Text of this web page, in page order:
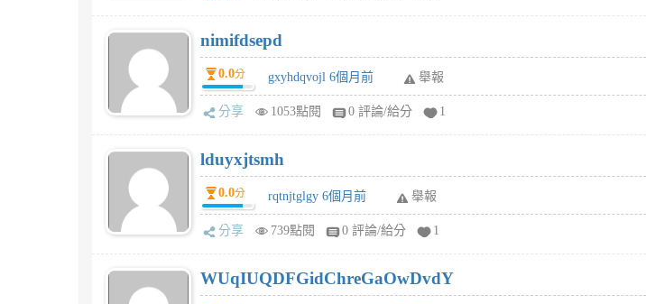
nimifdsepd
0.0分 gxyhdqvojl 6個月前 舉報
分享 1053點閱 0 評論/給分 1
lduyxjtsmh
0.0分 rqtnjtglgy 6個月前 舉報
分享 739點閱 0 評論/給分 1
WUqIUQDFGidChreGaOwDvdY